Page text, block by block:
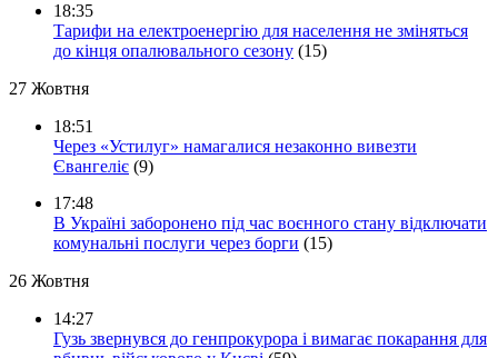
18:35
Тарифи на електроенергію для населення не зміняться
до кінця опалювального сезону (15)
27 Жовтня
18:51
Через «Устилуг» намагалися незаконно вивезти
Євангеліє (9)
17:48
В Україні заборонено під час воєнного стану відключати
комунальні послуги через борги (15)
26 Жовтня
14:27
Гузь звернувся до генпрокурора і вимагає покарання для